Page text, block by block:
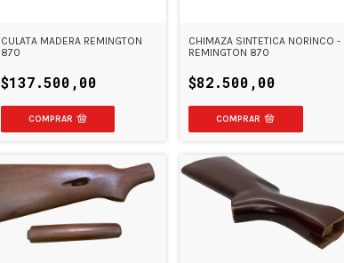
CULATA MADERA REMINGTON
870
$137.500,00
CHIMAZA SINTETICA NORINCO -
REMINGTON 870
$82.500,00